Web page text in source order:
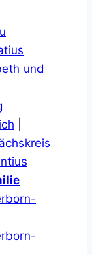
und